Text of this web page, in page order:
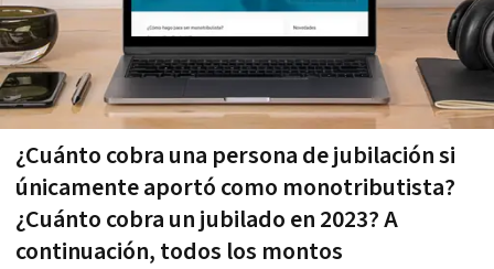
¿Cuánto cobra una persona de jubilación si
únicamente aportó como monotributista?
¿Cuánto cobra un jubilado en 2023? A
continuación, todos los montos